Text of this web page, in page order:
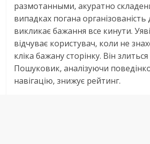
размотанными, акуратно
випадках погана організованість
викликає бажання все кинути.
відчуває користувач, коли не
кліка бажану сторінку. Він злиться
Пошуковик, аналізуючи
навігацію, знижує рейтинг.